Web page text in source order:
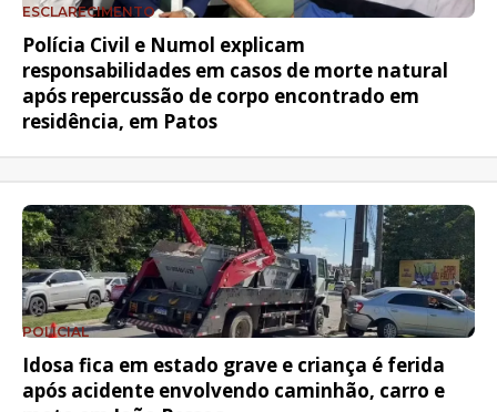
ESCLARECIMENTO
Polícia Civil e Numol explicam
responsabilidades em casos de morte natural
após repercussão de corpo encontrado em
residência, em Patos
POLICIAL
Idosa fica em estado grave e criança é ferida
após acidente envolvendo caminhão, carro e